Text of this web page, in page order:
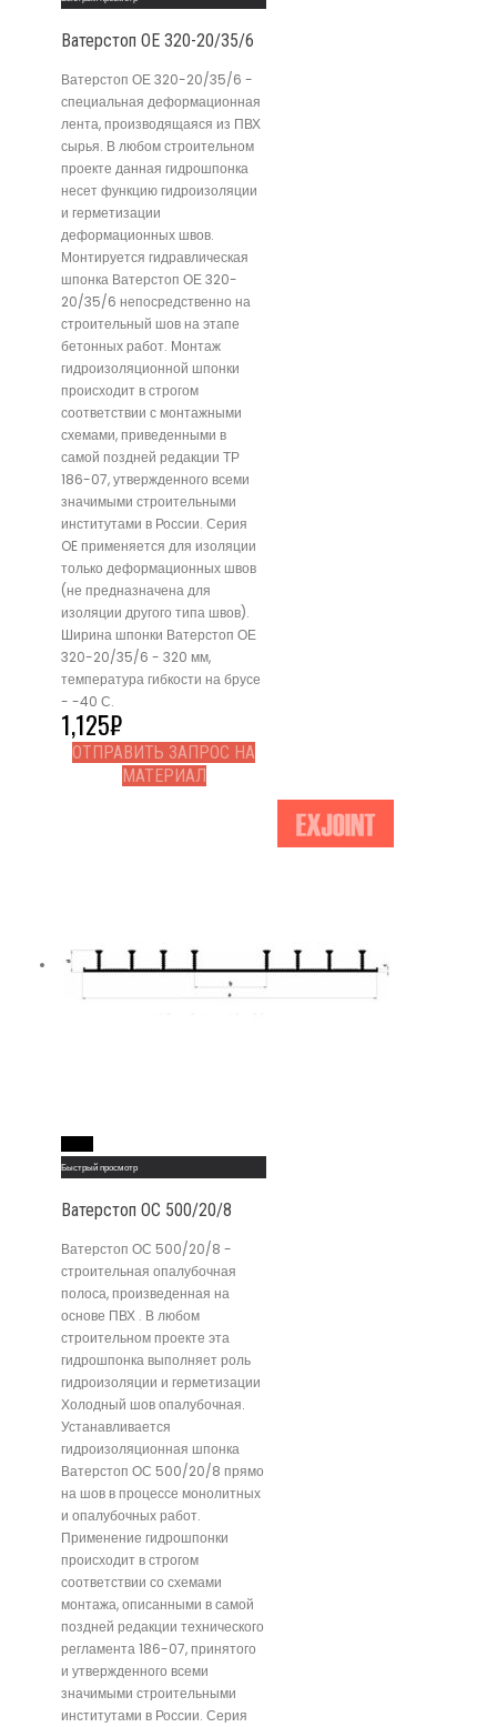
Ватерстоп ОЕ 320-20/35/6
Ватерстоп ОЕ 320-20/35/6 -
специальная деформационная
лента, производящаяся из ПВХ
сырья. В любом строительном
проекте данная гидрошпонка
несет функцию гидроизоляции
и герметизации
деформационных швов.
Монтируется гидравлическая
шпонка Ватерстоп ОЕ 320-
20/35/6 непосредственно на
строительный шов на этапе
бетонных работ. Монтаж
гидроизоляционной шпонки
происходит в строгом
соответствии с монтажными
схемами, приведенными в
самой поздней редакции ТР
186-07, утвержденного всеми
значимыми строительными
институтами в России. Серия
OE применяется для изоляции
только деформационных швов
(не предназначена для
изоляции другого типа швов).
Ширина шпонки Ватерстоп ОЕ
320-20/35/6 - 320 мм,
температура гибкости на брусе
- -40 С.
1,125₽
ОТПРАВИТЬ ЗАПРОС НА
МАТЕРИАЛ
Быстрый просмотр
Ватерстоп ОС 500/20/8
Ватерстоп ОС 500/20/8 -
строительная опалубочная
полоса, произведенная на
основе ПВХ . В любом
строительном проекте эта
гидрошпонка выполняет роль
гидроизоляции и герметизации
Холодный шов опалубочная.
Устанавливается
гидроизоляционная шпонка
Ватерстоп ОС 500/20/8 прямо
на шов в процессе монолитных
и опалубочных работ.
Применение гидрошпонки
происходит в строгом
соответствии со схемами
монтажа, описанными в самой
поздней редакции технического
регламента 186-07, принятого
и утвержденного всеми
значимыми строительными
институтами в России. Серия